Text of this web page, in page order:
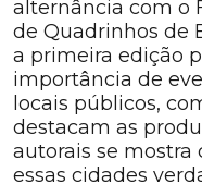
alternância com o
de Quadrinhos de
a primeira edição
importância de
locais públicos,
destacam as
autorais se mostra
essas cidades